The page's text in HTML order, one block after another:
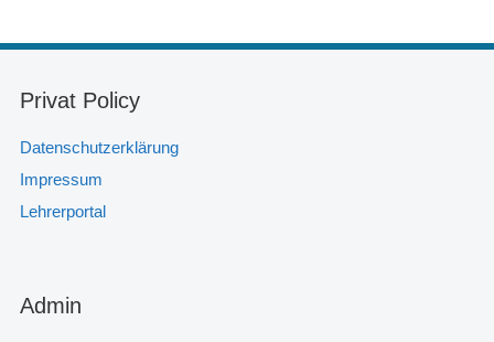
Privat Policy
Datenschutzerklärung
Impressum
Lehrerportal
Admin